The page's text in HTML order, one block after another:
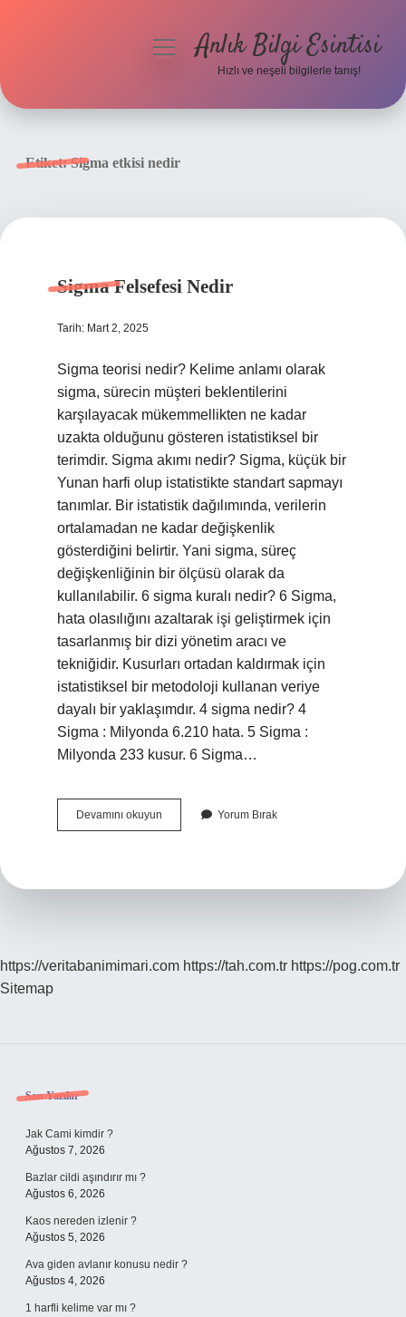
menüyüAnlık Bilgi Esintisi
Hızlı ve neşeli bilgilerle tanış!
Etiket:Sigma etkisi nedir
Sigma Felsefesi Nedir
Tarih: Mart 2, 2025
Sigma teorisi nedir? Kelime anlamı olarak
sigma, sürecin müşteri beklentilerini
karşılayacak mükemmellikten ne kadar
uzakta olduğunu gösteren istatistiksel bir
terimdir. Sigma akımı nedir? Sigma, küçük bir
Yunan harfi olup istatistikte standart sapmayı
tanımlar. Bir istatistik dağılımında, verilerin
ortalamadan ne kadar değişkenlik
gösterdiğini belirtir. Yani sigma, süreç
değişkenliğinin bir ölçüsü olarak da
kullanılabilir. 6 sigma kuralı nedir? 6 Sigma,
hata olasılığını azaltarak işi geliştirmek için
tasarlanmış bir dizi yönetim aracı ve
tekniğidir. Kusurları ortadan kaldırmak için
istatistiksel bir metodoloji kullanan veriye
dayalı bir yaklaşımdır. 4 sigma nedir? 4
Sigma : Milyonda 6.210 hata. 5 Sigma :
Milyonda 233 kusur. 6 Sigma…
Devamını okuyun
Felsefesi
Yorum Bırak
https://veritabanimimari.com https://tah.com.tr https://pog.com.tr
Sitemap
Sidebar
Son Yazılar
Jak Cami kimdir ?
Ağustos 7, 2026
Bazlar cildi aşındırır mı ?
Ağustos 6, 2026
Kaos nereden izlenir ?
Ağustos 5, 2026
Ava giden avlanır konusu nedir ?
Ağustos 4, 2026
1 harfli kelime var mı ?